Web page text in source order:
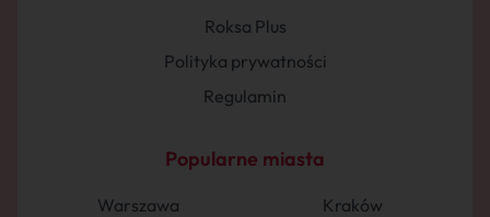
Roksa Plus
Polityka prywatności
Regulamin
Popularne miasta
Warszawa
Kraków